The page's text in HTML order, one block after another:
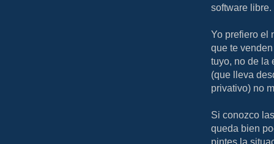
software
Yo prefiero el
que te
tuyo, no de la
(que lleva
privativo) no
Si conozco
queda bien
pintes la